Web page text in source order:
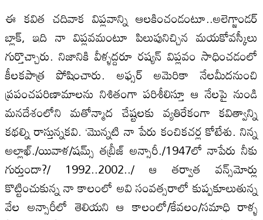
ఈ కవిత చదివాక విప్లవాన్ని ఆలకించండంటూ..అలెగ్జాండర్‌
బ్లాక్‌, ఇది నా విప్లవమంటూ పిలుపునిచ్చిన మయకోవస్కీలు
గుర్తొచ్చారు. నిజానికి వీళ్ళద్దరూ రష్యన్‌ విప్లవం సాధించడంలో
కీలకపాత్ర పోషించారు. అఫ్సర్‌ అమెరికా నేలమీదనుంచి
ప్రపంచపరిణామాలను నిశితంగా పరిశీలిస్తూ ఆ నేలపై నుండి
మనదేశంలోని మతోన్మాద చేష్టలకు వ్యతిరేకంగా కవిత్వాన్ని
కథల్ని రాస్తున్నకవి. ‘మొన్నటి నా పేరు కంచికచర్ల కోటేశు. నిన్న
అల్లాఖ్‌./యివాళ/షమ్స్‌ తబ్రీజ్‌ అన్సారీ./1947లో నాపేరు నీకు
గుర్తుందా?/ 1992..2002../ ఆ తర్వాత వన్స్‌మోర్లు
కొట్టించుకున్న నా కాలంలో అవి సంవత్సరాలో కుప్పకూలుతున్న
వేల అన్సారీలో తెలియని ఆ కాలంలో/కేవలం/సమాధి రాళ్ళ